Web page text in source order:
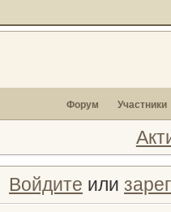
Форум Участники
Войдите или